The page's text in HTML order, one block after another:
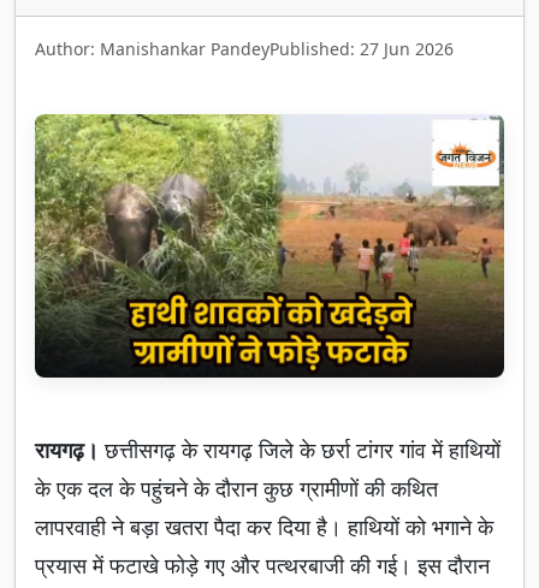
Author: Manishankar PandeyPublished: 27 Jun 2026
रायगढ़।छत्तीसगढ़ के रायगढ़ जिले के छर्रा टांगर गांव में हाथियों
के एक दल के पहुंचने के दौरान कुछ ग्रामीणों की कथित
लापरवाही ने बड़ा खतरा पैदा कर दिया है। हाथियों को भगाने के
प्रयास में फटाखे फोड़े गए और पत्थरबाजी की गई। इस दौरान